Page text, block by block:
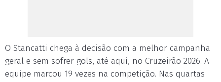
O Stancatti chega à decisão com a melhor campanha
geral e sem sofrer gols, até aqui, no Cruzeirão 2026. A
equipe marcou 19 vezes na competição. Nas quartas